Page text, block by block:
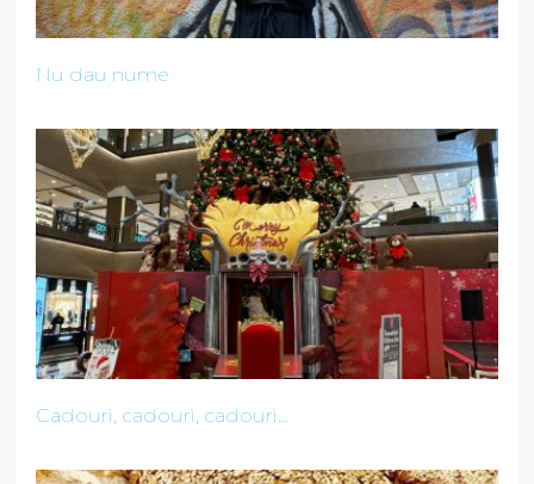
Nu dau nume
Cadouri, cadouri, cadouri...